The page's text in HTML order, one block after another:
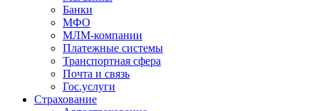
Банки
МФО
МЛМ-компании
Платежные системы
Транспортная сфера
Почта и связь
Гос.услуги
Страхование